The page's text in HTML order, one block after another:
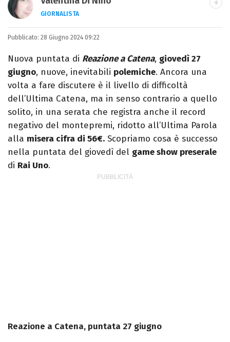
GIORNALISTA
LINKEDIN
INSTAGRAM FACEBOOK SITO
Romana, laurea in Scienze Politiche,
giornalista per caso. Ho scritto per
quotidiani, settimanali, siti e agenzie,
prevalentemente di cronaca e spettacoli.
Pubblicato: 28 Giugno 2024 09:22
Nuova puntata di Reazione a Catena, giovedì 27
giugno, nuove, inevitabili polemiche. Ancora una
volta a fare discutere è il livello di difficoltà
dell’Ultima Catena, ma in senso contrario a quello
solito, in una serata che registra anche il record
negativo del montepremi, ridotto all’Ultima Parola
alla misera cifra di 56€. Scopriamo cosa è successo
nella puntata del giovedì del game show preserale
di Rai Uno.
Reazione a Catena, puntata 27 giugno